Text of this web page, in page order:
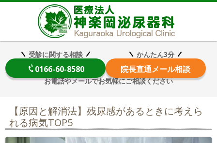
受診に関する相談
0166-60-8580
かんたん3分
院長直通メール相談
お電話やメールでお気軽にご相談ください
【原因と解消法】残尿感があるときに考えら
れる病気TOP5